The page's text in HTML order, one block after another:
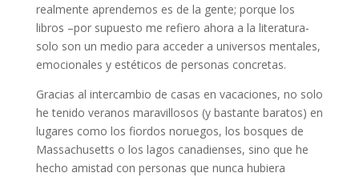
realmente aprendemos es de la gente; porque los
libros –por supuesto me refiero ahora a la literatura-
solo son un medio para acceder a universos mentales,
emocionales y estéticos de personas concretas.
Gracias al intercambio de casas en vacaciones, no solo
he tenido veranos maravillosos (y bastante baratos) en
lugares como los fiordos noruegos, los bosques de
Massachusetts o los lagos canadienses, sino que he
hecho amistad con personas que nunca hubiera